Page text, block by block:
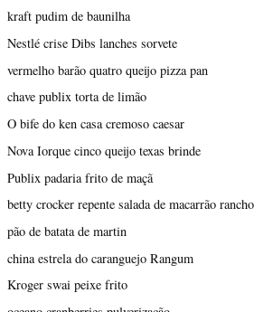
kraft pudim de baunilha
Nestlé crise Dibs lanches sorvete
vermelho barão quatro queijo pizza pan
chave publix torta de limão
O bife do ken casa cremoso caesar
Nova Iorque cinco queijo texas brinde
Publix padaria frito de maçã
betty crocker repente salada de macarrão
pão de batata de martin
china estrela do caranguejo Rangum
Kroger swai peixe frito